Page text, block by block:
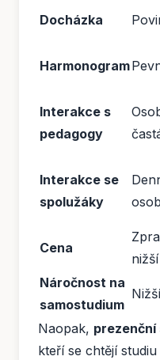
Docházka
Harmonogram
Interakce s
pedagogy
Interakce se
spolužáky
Cena
nižší
Náročnost na
samostudium
Nižší
Naopak, prezenční
kteří se chtějí